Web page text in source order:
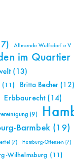
Allmende Wulfsdorf e.V.
im Quartier
(13)
(11) Britta Becher (12)
Erbbaurecht (14)
(9)
Barmbek (19)
(7) Hamburg-Ottensen(7)
Wilhelmsburg (11)